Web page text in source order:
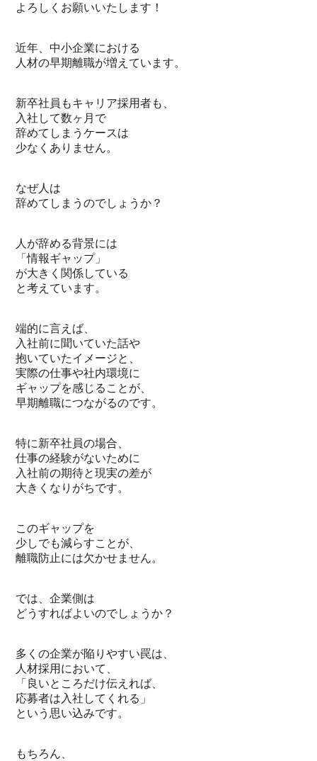
よろしくお願いいたします！
近年、中小企業における
人材の早期離職が増えています。
新卒社員もキャリア採用者も、
入社して数ヶ月で
辞めてしまうケースは
少なくありません。
なぜ人は
辞めてしまうのでしょうか？
人が辞める背景には
「情報ギャップ」
が大きく関係している
と考えています。
端的に言えば、
入社前に聞いていた話や
抱いていたイメージと、
実際の仕事や社内環境に
ギャップを感じることが、
早期離職につながるのです。
特に新卒社員の場合、
仕事の経験がないために
入社前の期待と現実の差が
大きくなりがちです。
このギャップを
少しでも減らすことが、
離職防止には欠かせません。
では、企業側は
どうすればよいのでしょうか？
多くの企業が陥りやすい罠は、
人材採用において、
「良いところだけ伝えれば、
応募者は入社してくれる」
という思い込みです。
もちろん、